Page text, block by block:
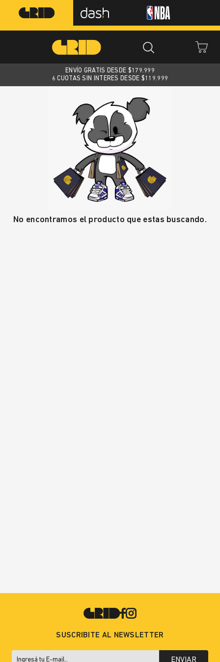
ENVÍO GRATIS DESDE $179.999
6 CUOTAS SIN INTERES DESDE $119.999
No encontramos el producto que estas buscando.
SUSCRIBITE AL NEWSLETTER
ENVIAR